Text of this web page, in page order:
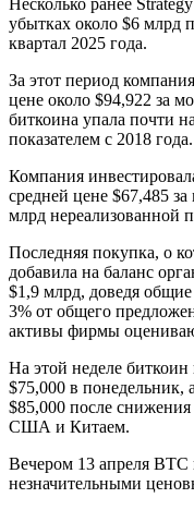
Несколько ранее
убытках около $6 млрд
квартал 2025 года.
За этот период
цене около $94,922 за
биткоина упала почти
показателем с 2018 года.
Компания
средней цене $67,485
млрд нереализованной
Последняя покупка, о
добавила на баланс
$1,9 млрд, доведя
3% от общего
активы фирмы
На этой неделе биткоин
$75,000 в понедельник,
$85,000 после
США и Китаем.
Вечером 13 апреля BTC
незначительными